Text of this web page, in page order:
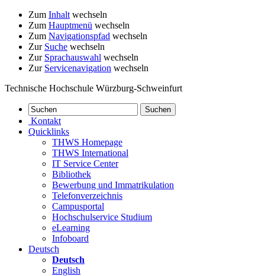
Zum Inhalt wechseln
Zum Hauptmenü wechseln
Zum Navigationspfad wechseln
Zur Suche wechseln
Zur Sprachauswahl wechseln
Zur Servicenavigation wechseln
Technische Hochschule Würzburg-Schweinfurt
Kontakt
Quicklinks
THWS Homepage
THWS International
IT Service Center
Bibliothek
Bewerbung und Immatrikulation
Telefonverzeichnis
Campusportal
Hochschulservice Studium
eLearning
Infoboard
Deutsch
Deutsch
English